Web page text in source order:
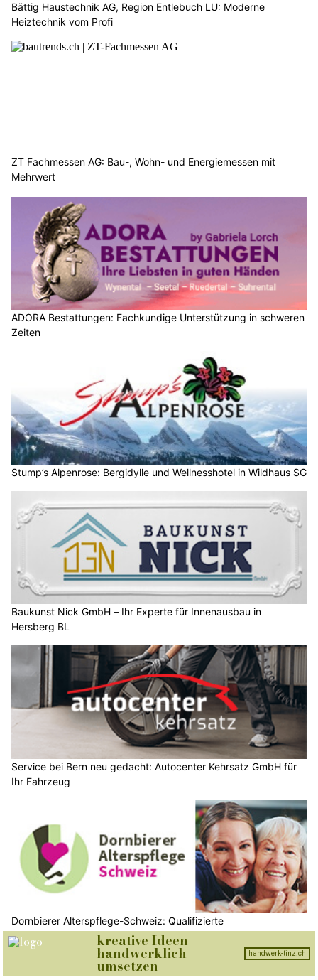
Bättig Haustechnik AG, Region Entlebuch LU: Moderne
Heiztechnik vom Profi
ZT Fachmessen AG: Bau-, Wohn- und Energiemessen mit
Mehrwert
ADORA Bestattungen: Fachkundige Unterstützung in schweren
Zeiten
Stump’s Alpenrose: Bergidylle und Wellnesshotel in Wildhaus SG
Baukunst Nick GmbH – Ihr Experte für Innenausbau in
Hersberg BL
Service bei Bern neu gedacht: Autocenter Kehrsatz GmbH für
Ihr Fahrzeug
Dornbierer Alterspflege-Schweiz: Qualifizierte
Betreuungskräfte für Ihr Zuhause